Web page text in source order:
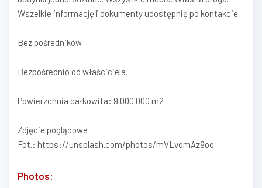
Wszelkie informację i dokumenty udostępnię po kontakcie.
Bez pośredników.
Bezpośrednio od właściciela.
Powierzchnia całkowita: 9 000 000 m2
Zdjęcie poglądowe
Fot.: https://unsplash.com/photos/mVLvomAz9oo
Photos: